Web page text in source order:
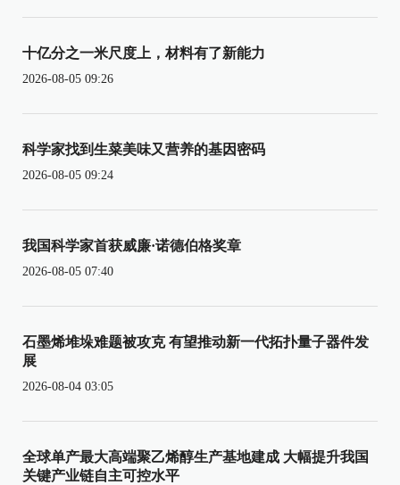
十亿分之一米尺度上，材料有了新能力
2026-08-05 09:26
科学家找到生菜美味又营养的基因密码
2026-08-05 09:24
我国科学家首获威廉·诺德伯格奖章
2026-08-05 07:40
石墨烯堆垛难题被攻克 有望推动新一代拓扑量子器件发
展
2026-08-04 03:05
全球单产最大高端聚乙烯醇生产基地建成 大幅提升我国
关键产业链自主可控水平